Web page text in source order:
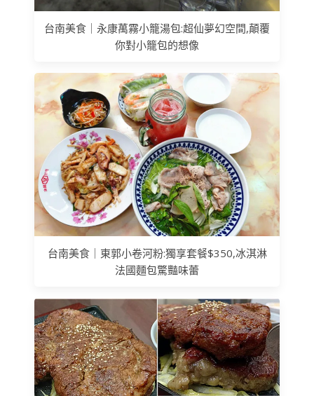
台南美食｜永康萬霧小籠湯包:超仙夢幻空間,顛覆
你對小籠包的想像
台南美食｜東郭小卷河粉:獨享套餐$350,冰淇淋
法國麵包驚豔味蕾